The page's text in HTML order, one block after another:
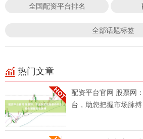
全国配资平台排名
全部话题标签
热门文章
配资平台官网 股票网
台，助您把握市场脉搏